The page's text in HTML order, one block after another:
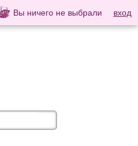
Вы ничего не выбрали вход